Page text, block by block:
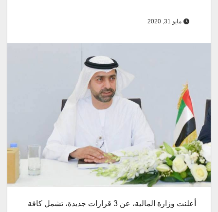
مايو 31, 2020
أعلنت وزارة المالية، عن 3 قرارات جديدة، تشمل كافة